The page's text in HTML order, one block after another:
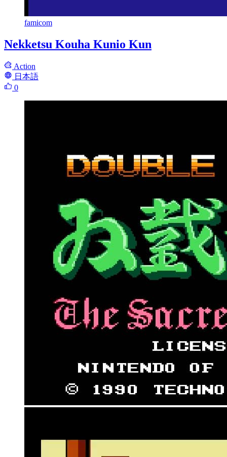
famicom
Nekketsu Kouha Kunio Kun
Action
日本語
0